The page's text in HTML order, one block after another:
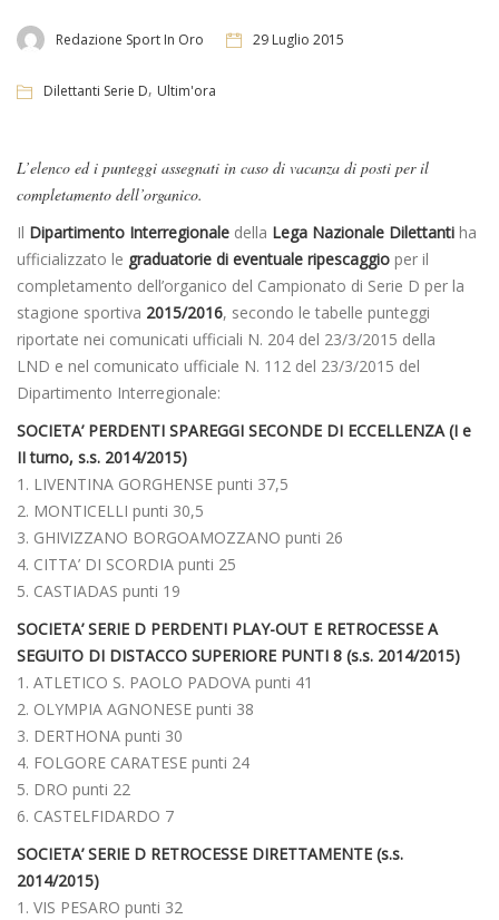
Redazione Sport In Oro 29 Luglio 2015
Dilettanti Serie D, Ultim'ora
L’elenco ed i punteggi assegnati in caso di vacanza di posti per il
completamento dell’organico.
Il Dipartimento Interregionale della Lega Nazionale Dilettanti ha
ufficializzato le graduatorie di eventuale ripescaggio per il
completamento dell’organico del Campionato di Serie D per la
stagione sportiva 2015/2016, secondo le tabelle punteggi
riportate nei comunicati ufficiali N. 204 del 23/3/2015 della
LND e nel comunicato ufficiale N. 112 del 23/3/2015 del
Dipartimento Interregionale:
SOCIETA’ PERDENTI SPAREGGI SECONDE DI ECCELLENZA (I e
II turno, s.s. 2014/2015)
1. LIVENTINA GORGHENSE punti 37,5
2. MONTICELLI punti 30,5
3. GHIVIZZANO BORGOAMOZZANO punti 26
4. CITTA’ DI SCORDIA punti 25
5. CASTIADAS punti 19
SOCIETA’ SERIE D PERDENTI PLAY-OUT E RETROCESSE A
SEGUITO DI DISTACCO SUPERIORE PUNTI 8 (s.s. 2014/2015)
1. ATLETICO S. PAOLO PADOVA punti 41
2. OLYMPIA AGNONESE punti 38
3. DERTHONA punti 30
4. FOLGORE CARATESE punti 24
5. DRO punti 22
6. CASTELFIDARDO 7
SOCIETA’ SERIE D RETROCESSE DIRETTAMENTE (s.s.
2014/2015)
1. VIS PESARO punti 32